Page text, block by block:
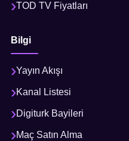
TOD TV Fiyatları
Bilgi
Yayın Akışı
Kanal Listesi
Digiturk Bayileri
Maç Satın Alma